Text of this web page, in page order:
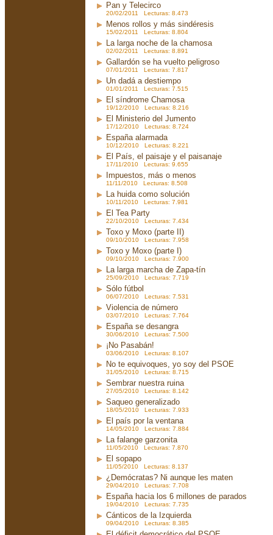
Pan y Telecirco
20/02/2011 Lecturas: 8.473
Menos rollos y más sindéresis
15/02/2011 Lecturas: 8.804
La larga noche de la chamosa
02/02/2011 Lecturas: 8.891
Gallardón se ha vuelto peligroso
07/01/2011 Lecturas: 7.817
Un dadá a destiempo
01/01/2011 Lecturas: 7.515
El síndrome Chamosa
19/12/2010 Lecturas: 8.216
El Ministerio del Jumento
17/12/2010 Lecturas: 8.724
España alarmada
10/12/2010 Lecturas: 8.221
El País, el paisaje y el paisanaje
17/11/2010 Lecturas: 9.655
Impuestos, más o menos
11/11/2010 Lecturas: 8.508
La huida como solución
10/11/2010 Lecturas: 7.981
El Tea Party
22/10/2010 Lecturas: 7.434
Toxo y Moxo (parte II)
09/10/2010 Lecturas: 7.958
Toxo y Moxo (parte I)
09/10/2010 Lecturas: 7.900
La larga marcha de Zapa-tín
25/09/2010 Lecturas: 7.719
Sólo fútbol
06/07/2010 Lecturas: 7.531
Violencia de número
03/07/2010 Lecturas: 7.764
España se desangra
30/06/2010 Lecturas: 7.500
¡No Pasabán!
03/06/2010 Lecturas: 8.107
No te equivoques, yo soy del PSOE
31/05/2010 Lecturas: 8.715
Sembrar nuestra ruina
27/05/2010 Lecturas: 8.142
Saqueo generalizado
18/05/2010 Lecturas: 7.933
El país por la ventana
14/05/2010 Lecturas: 7.884
La falange garzonita
11/05/2010 Lecturas: 7.870
El sopapo
11/05/2010 Lecturas: 8.137
¿Demócratas? Ni aunque les maten
29/04/2010 Lecturas: 7.708
España hacia los 6 millones de parados
19/04/2010 Lecturas: 7.735
Cánticos de la Izquierda
09/04/2010 Lecturas: 8.385